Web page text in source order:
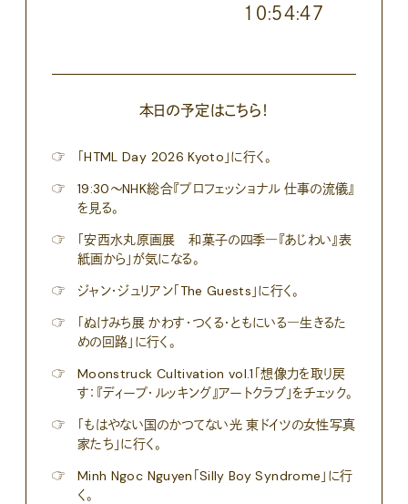
１０:５４:４９
本日の予定はこちら！
☞
「HTML Day 2026 Kyoto」に行く。
☞
19:30〜NHK総合『プロフェッショナル 仕事の流儀』
を見る。
☞
「安西水丸原画展 和菓子の四季―『あじわい』表
紙画から」が気になる。
☞
ジャン・ジュリアン「The Guests」に行く。
☞
「ぬけみち展 かわす・つくる・ともにいる―生きるた
めの回路」に行く。
☞
Moonstruck Cultivation vol.1「想像力を取り戻
す：『ディープ・ルッキング』アートクラブ」をチェック。
☞
「もはやない国のかつてない光 東ドイツの女性写真
家たち」に行く。
☞
Minh Ngoc Nguyen「Silly Boy Syndrome」に行
く。